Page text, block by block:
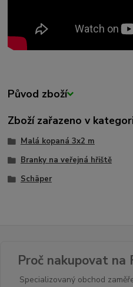
Původ zboží
Zboží zařazeno v
Malá kopaná 3x2 m
Branky na veřejná hřiště
Schäper
Proč nakupovat na
Specializovaný obchod